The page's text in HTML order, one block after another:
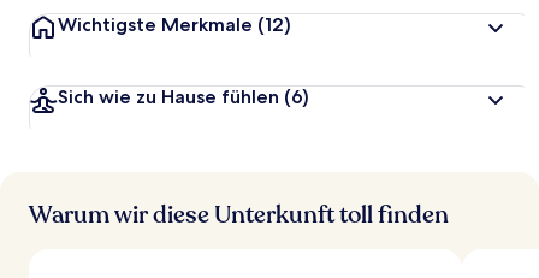
Wichtigste Merkmale (12)
Sich wie zu Hause fühlen (6)
Warum wir diese Unterkunft toll finden